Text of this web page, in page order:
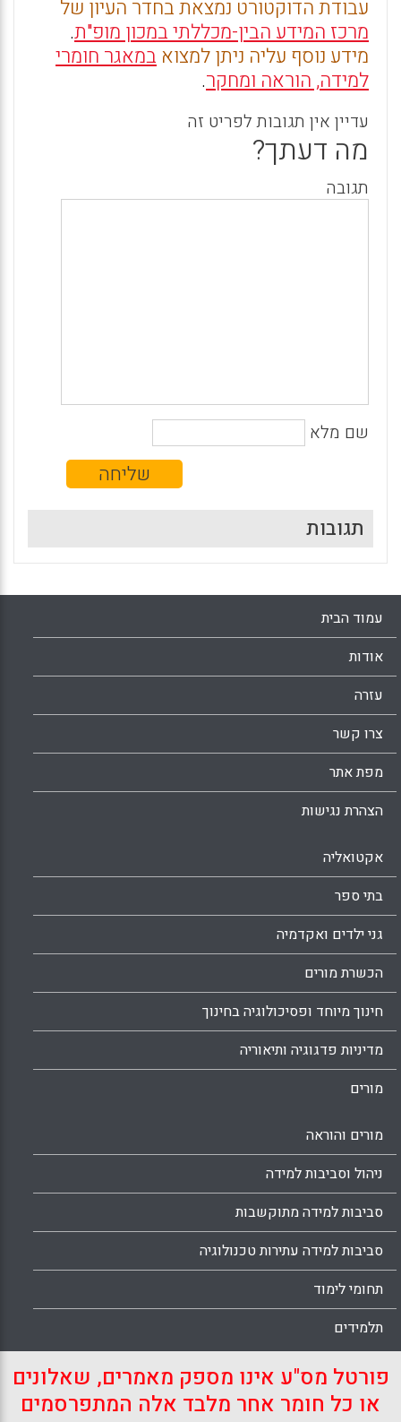
עבודת הדוקטורט נמצאת בחדר העיון של
מרכז המידע הבין-מכללתי במכון מופ"ת.
מידע נוסף עליה ניתן למצוא במאגר חומרי
למידה, הוראה ומחקר.
עדיין אין תגובות לפריט זה
מה דעתך?
תגובה
שם מלא
תגובות
עמוד הבית
אודות
עזרה
צרו קשר
מפת אתר
הצהרת נגישות
אקטואליה
בתי ספר
גני ילדים ואקדמיה
הכשרת מורים
חינוך מיוחד ופסיכולוגיה בחינוך
מדיניות פדגוגיה ותיאוריה
מורים
מורים והוראה
ניהול וסביבות למידה
סביבות למידה מתוקשבות
סביבות למידה עתירות טכנולוגיה
תחומי לימוד
תלמידים
פורטל מס"ע אינו מספק מאמרים, שאלונים
או כל חומר אחר מלבד אלה המתפרסמים